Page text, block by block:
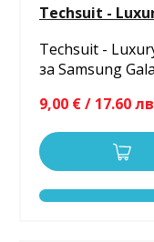
Techsuit -
Techsuit -
за Samsung
9,00 € / 17.60